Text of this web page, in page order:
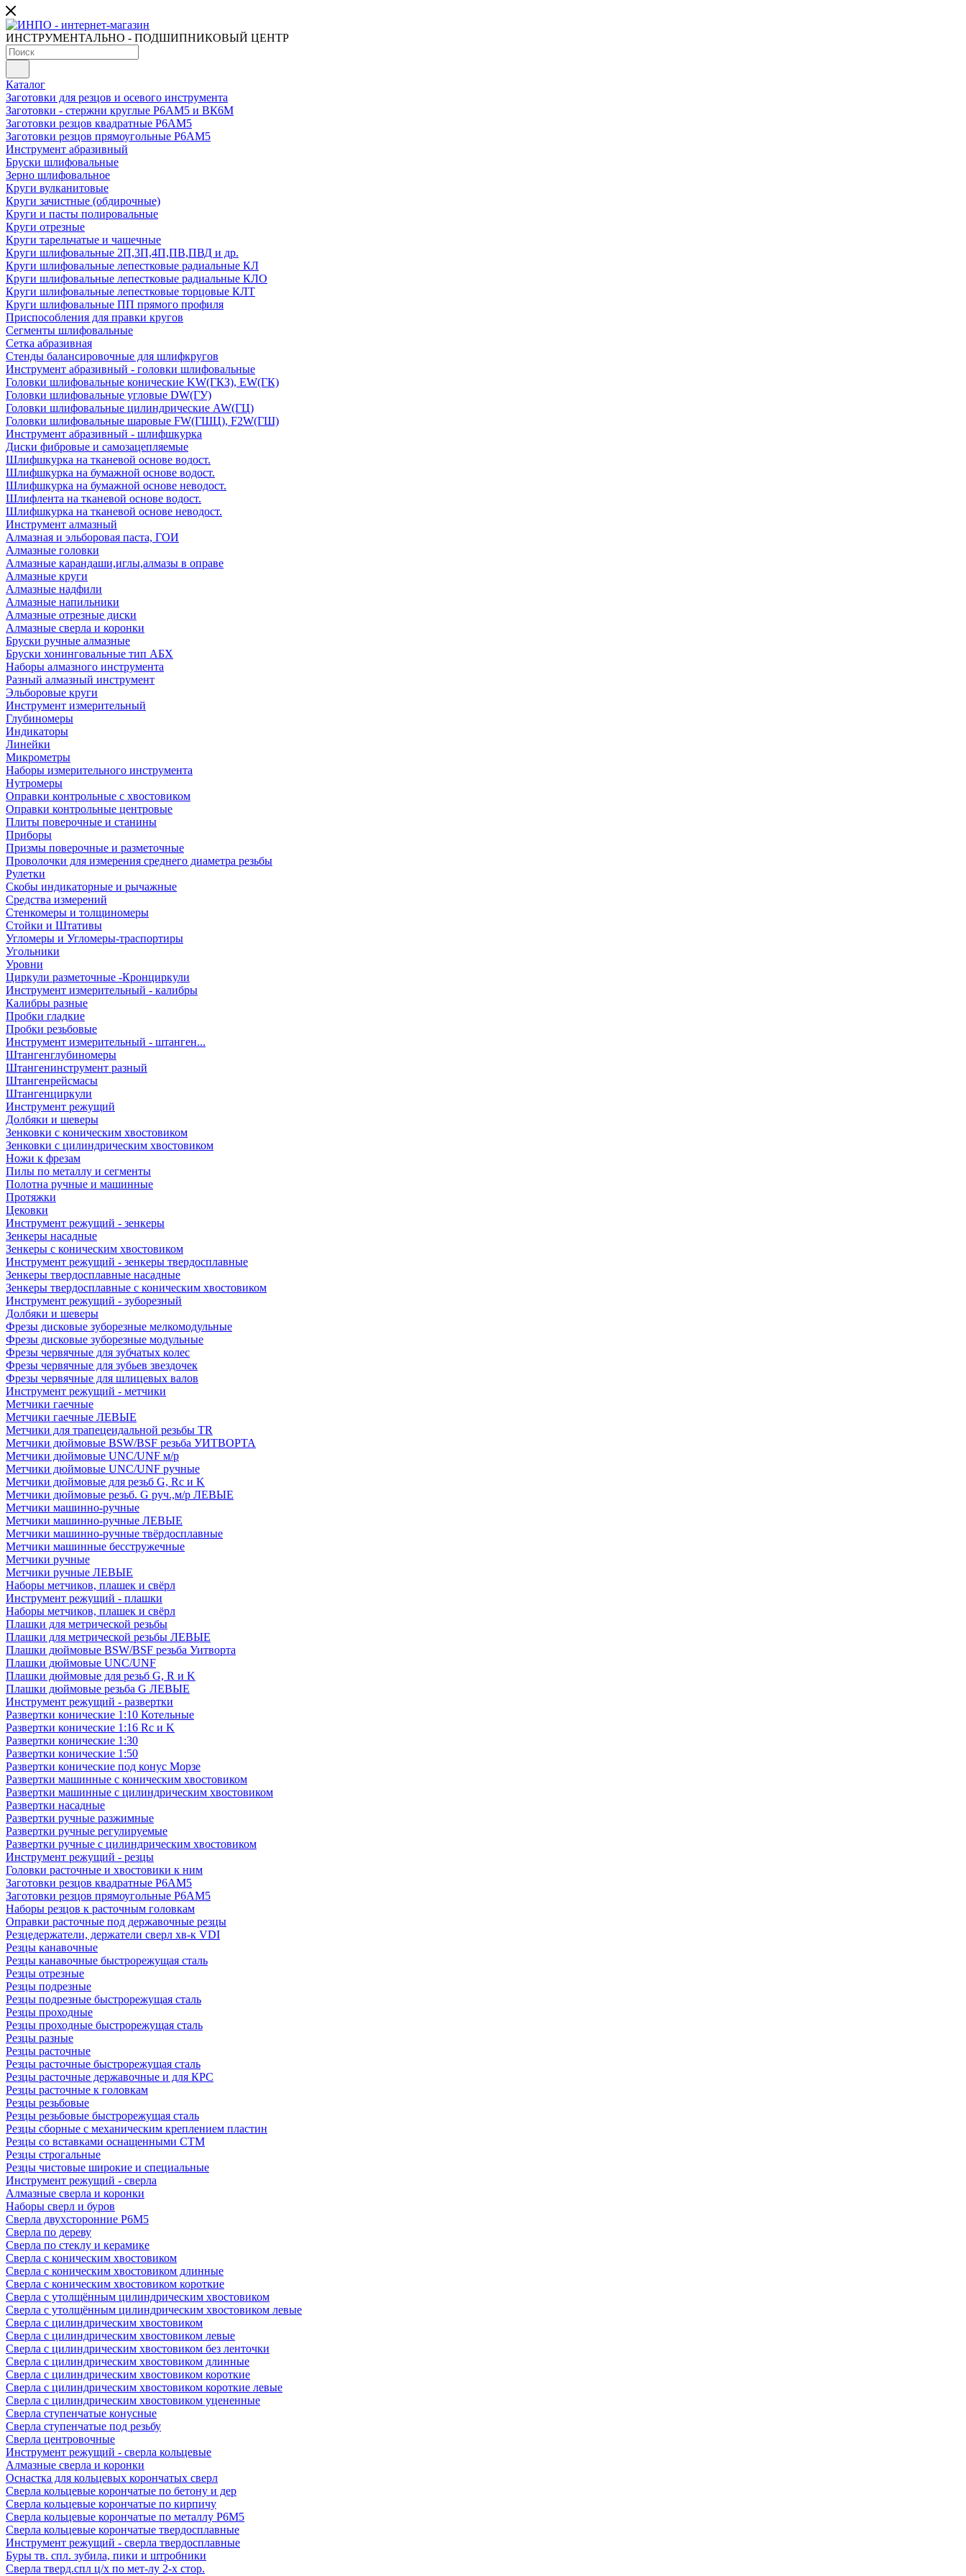
ИНСТРУМЕНТАЛЬНО - ПОДШИПНИКОВЫЙ ЦЕНТР
Каталог
Заготовки для резцов и осевого инструмента
Заготовки - стержни круглые Р6АМ5 и ВК6М
Заготовки резцов квадратные Р6АМ5
Заготовки резцов прямоугольные Р6АМ5
Инструмент абразивный
Бруски шлифовальные
Зерно шлифовальное
Круги вулканитовые
Круги зачистные (обдирочные)
Круги и пасты полировальные
Круги отрезные
Круги тарельчатые и чашечные
Круги шлифовальные 2П,3П,4П,ПВ,ПВД и др.
Круги шлифовальные лепестковые радиальные КЛ
Круги шлифовальные лепестковые радиальные КЛО
Круги шлифовальные лепестковые торцовые КЛТ
Круги шлифовальные ПП прямого профиля
Приспособления для правки кругов
Сегменты шлифовальные
Сетка абразивная
Стенды балансировочные для шлифкругов
Инструмент абразивный - головки шлифовальные
Головки шлифовальные конические KW(ГКЗ), EW(ГК)
Головки шлифовальные угловые DW(ГУ)
Головки шлифовальные цилиндрические AW(ГЦ)
Головки шлифовальные шаровые FW(ГШЦ), F2W(ГШ)
Инструмент абразивный - шлифшкурка
Диски фибровые и самозацепляемые
Шлифшкурка на тканевой основе водост.
Шлифшкурка на бумажной основе водост.
Шлифшкурка на бумажной основе неводост.
Шлифлента на тканевой основе водост.
Шлифшкурка на тканевой основе неводост.
Инструмент алмазный
Алмазная и эльборовая паста, ГОИ
Алмазные головки
Алмазные карандаши,иглы,алмазы в оправе
Алмазные круги
Алмазные надфили
Алмазные напильники
Алмазные отрезные диски
Алмазные сверла и коронки
Бруски ручные алмазные
Бруски хонинговальные тип АБХ
Наборы алмазного инструмента
Разный алмазный инструмент
Эльборовые круги
Инструмент измерительный
Глубиномеры
Индикаторы
Линейки
Микрометры
Наборы измерительного инструмента
Нутромеры
Оправки контрольные с хвостовиком
Оправки контрольные центровые
Плиты поверочные и станины
Приборы
Призмы поверочные и разметочные
Проволочки для измерения среднего диаметра резьбы
Рулетки
Скобы индикаторные и рычажные
Средства измерений
Стенкомеры и толщиномеры
Стойки и Штативы
Угломеры и Угломеры-траспортиры
Угольники
Уровни
Циркули разметочные -Кронциркули
Инструмент измерительный - калибры
Калибры разные
Пробки гладкие
Пробки резьбовые
Инструмент измерительный - штанген...
Штангенглубиномеры
Штангенинструмент разный
Штангенрейсмасы
Штангенциркули
Инструмент режущий
Долбяки и шеверы
Зенковки с коническим хвостовиком
Зенковки с цилиндрическим хвостовиком
Ножи к фрезам
Пилы по металлу и сегменты
Полотна ручные и машинные
Протяжки
Цековки
Инструмент режущий - зенкеры
Зенкеры насадные
Зенкеры с коническим хвостовиком
Инструмент режущий - зенкеры твердосплавные
Зенкеры твердосплавные насадные
Зенкеры твердосплавные с коническим хвостовиком
Инструмент режущий - зуборезный
Долбяки и шеверы
Фрезы дисковые зуборезные мелкомодульные
Фрезы дисковые зуборезные модульные
Фрезы червячные для зубчатых колес
Фрезы червячные для зубьев звездочек
Фрезы червячные для шлицевых валов
Инструмент режущий - метчики
Метчики гаечные
Метчики гаечные ЛЕВЫЕ
Метчики для трапецеидальной резьбы TR
Метчики дюймовые BSW/BSF резьба УИТВОРТА
Метчики дюймовые UNC/UNF м/р
Метчики дюймовые UNC/UNF ручные
Метчики дюймовые для резьб G, Rc и K
Метчики дюймовые резьб. G руч.,м/р ЛЕВЫЕ
Метчики машинно-ручные
Метчики машинно-ручные ЛЕВЫЕ
Метчики машинно-ручные твёрдосплавные
Метчики машинные бесстружечные
Метчики ручные
Метчики ручные ЛЕВЫЕ
Наборы метчиков, плашек и свёрл
Инструмент режущий - плашки
Наборы метчиков, плашек и свёрл
Плашки для метрической резьбы
Плашки для метрической резьбы ЛЕВЫЕ
Плашки дюймовые BSW/BSF резьба Уитворта
Плашки дюймовые UNC/UNF
Плашки дюймовые для резьб G, R и K
Плашки дюймовые резьба G ЛЕВЫЕ
Инструмент режущий - развертки
Развертки конические 1:10 Котельные
Развертки конические 1:16 Rc и K
Развертки конические 1:30
Развертки конические 1:50
Развертки конические под конус Морзе
Развертки машинные с коническим хвостовиком
Развертки машинные с цилиндрическим хвостовиком
Развертки насадные
Развертки ручные разжимные
Развертки ручные регулируемые
Развертки ручные с цилиндрическим хвостовиком
Инструмент режущий - резцы
Головки расточные и хвостовики к ним
Заготовки резцов квадратные Р6АМ5
Заготовки резцов прямоугольные Р6АМ5
Наборы резцов к расточным головкам
Оправки расточные под державочные резцы
Резцедержатели, держатели сверл хв-к VDI
Резцы канавочные
Резцы канавочные быстрорежущая сталь
Резцы отрезные
Резцы подрезные
Резцы подрезные быстрорежущая сталь
Резцы проходные
Резцы проходные быстрорежущая сталь
Резцы разные
Резцы расточные
Резцы расточные быстрорежущая сталь
Резцы расточные державочные и для КРС
Резцы расточные к головкам
Резцы резьбовые
Резцы резьбовые быстрорежущая сталь
Резцы сборные с механическим креплением пластин
Резцы со вставками оснащенными СТМ
Резцы строгальные
Резцы чистовые широкие и специальные
Инструмент режущий - сверла
Алмазные сверла и коронки
Наборы сверл и буров
Сверла двухсторонние Р6М5
Сверла по дереву
Сверла по стеклу и керамике
Сверла с коническим хвостовиком
Сверла с коническим хвостовиком длинные
Сверла с коническим хвостовиком короткие
Сверла с утолщённым цилиндрическим хвостовиком
Сверла с утолщённым цилиндрическим хвостовиком левые
Сверла с цилиндрическим хвостовиком
Сверла с цилиндрическим хвостовиком левые
Сверла с цилиндрическим хвостовиком без ленточки
Сверла с цилиндрическим хвостовиком длинные
Сверла с цилиндрическим хвостовиком короткие
Сверла с цилиндрическим хвостовиком короткие левые
Сверла с цилиндрическим хвостовиком уцененные
Сверла ступенчатые конусные
Сверла ступенчатые под резьбу
Сверла центровочные
Инструмент режущий - сверла кольцевые
Алмазные сверла и коронки
Оснастка для кольцевых корончатых сверл
Сверла кольцевые корончатые по бетону и дер
Сверла кольцевые корончатые по кирпичу
Сверла кольцевые корончатые по металлу Р6М5
Сверла кольцевые корончатые твердосплавные
Инструмент режущий - сверла твердосплавные
Буры тв. спл. зубила, пики и штробники
Сверла тверд.спл ц/х по мет-лу 2-х стор.